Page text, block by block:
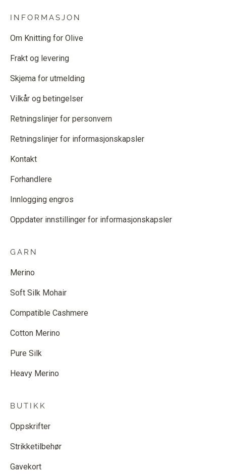
INFORMASJON
Om Knitting for Olive
Frakt og levering
Skjema for utmelding
Vilkår og betingelser
Retningslinjer for personvern
Retningslinjer for informasjonskapsler
Kontakt
Forhandlere
Innlogging engros
Oppdater innstillinger for informasjonskapsler
GARN
Merino
Soft Silk Mohair
Compatible Cashmere
Cotton Merino
Pure Silk
Heavy Merino
BUTIKK
Oppskrifter
Strikketilbehør
Gavekort